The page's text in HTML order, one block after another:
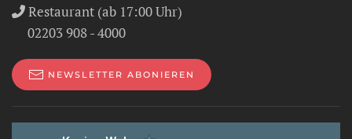
Restaurant (ab 17:00 Uhr)
02203 908 - 4000
NEWSLETTER ABONIEREN